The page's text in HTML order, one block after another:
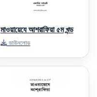
মাওয়ায়েযে আশরাফিয়া ৫ম খন্ড
ডাউনলোড